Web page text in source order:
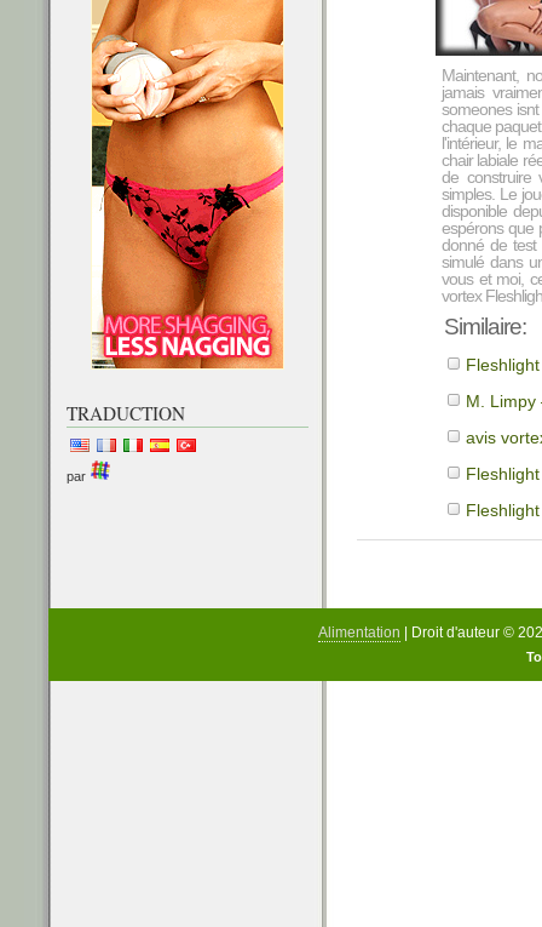
Maintenant,
jamais
someones
chaque
l'intérieur, le
chair labiale
de construire
simples. Le
disponible
espérons que
donné de test
simulé dans
vous et moi,
vortex
Similaire:
M. Limpy
avis
TRADUCTION
par
Alimentation | Droit d'auteur ©